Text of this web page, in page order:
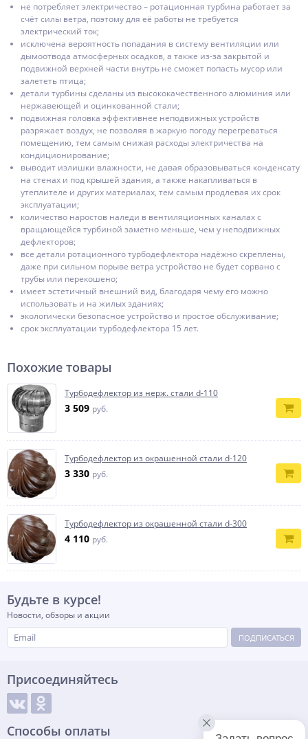
не потребляет электричество – ротационная турбина работает за
счёт силы ветра, поэтому для её работы не требуется
электрический ток;
исключена вероятность попадания в систему вентиляции или
дымоотвода атмосферных осадков, а также из-за закрытой и
подвижной верхней части внутрь не сможет попасть мусор или
залететь птица;
детали турбины сделаны из высококачественного алюминия или
нержавеющей и оцинкованной стали;
подвижная головка эффективнее неподвижных устройств
разряжает воздух, не позволяя в жаркую погоду перегреваться
помещению, тем самым снижая расходы электричества на
кондиционирование;
выводит излишки влажности, не давая образовываться конденсату
на стенах и под крышей здания, а также накапливаться в
утеплителе и других материалах, тем самым продлевая их срок
эксплуатации;
количество наростов наледи в вентиляционных каналах с
вращающейся турбиной заметно меньше, чем у неподвижных
дефлекторов;
все детали ротационного турбодефлектора надёжно скреплены,
даже при сильном порыве ветра устройство не будет сорвано с
трубы или перекошено;
имеет эстетичный внешний вид, благодаря чему его можно
использовать и на жилых зданиях;
экологически безопасное устройство и простое обслуживание;
срок эксплуатации турбодефлектора 15 лет.
Похожие товары
Турбодефлектор из нерж. стали d-110
3 509 руб.
Турбодефлектор из окрашенной стали d-120
3 330 руб.
Турбодефлектор из окрашенной стали d-300
4 110 руб.
Будьте в курсе!
Новости, обзоры и акции
ПОДПИСАТЬСЯ
Присоединяйтесь
Способы оплаты